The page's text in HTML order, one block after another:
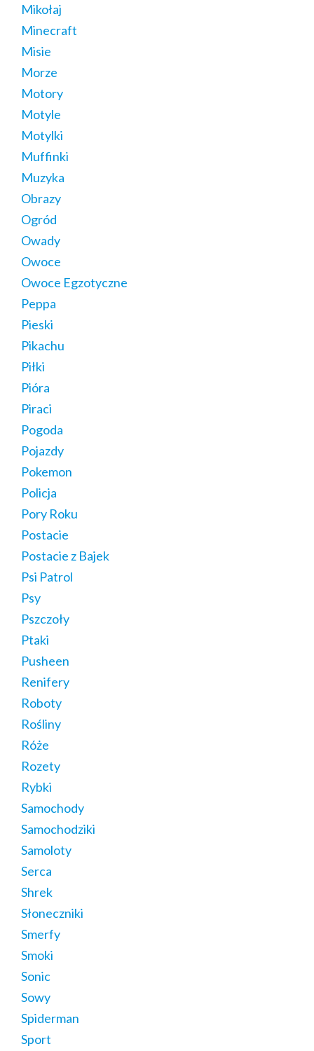
Mikołaj
Minecraft
Misie
Morze
Motory
Motyle
Motylki
Muffinki
Muzyka
Obrazy
Ogród
Owady
Owoce
Owoce Egzotyczne
Peppa
Pieski
Pikachu
Piłki
Pióra
Piraci
Pogoda
Pojazdy
Pokemon
Policja
Pory Roku
Postacie
Postacie z Bajek
Psi Patrol
Psy
Pszczoły
Ptaki
Pusheen
Renifery
Roboty
Rośliny
Róże
Rozety
Rybki
Samochody
Samochodziki
Samoloty
Serca
Shrek
Słoneczniki
Smerfy
Smoki
Sonic
Sowy
Spiderman
Sport